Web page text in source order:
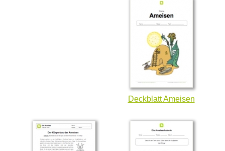
Deckblatt Ameisen